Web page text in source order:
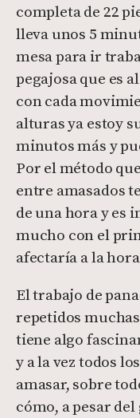
completa de 22
lleva unos 5
mesa para ir
pegajosa que es
con cada
alturas ya estoy
minutos más y
Por el método
entre amasados
de una hora y es
mucho con el
afectaría a la
El trabajo de
repetidos
tiene algo
y a la vez todos
amasar, sobre
cómo, a pesar